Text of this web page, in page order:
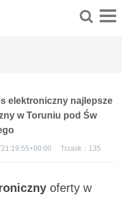
elektroniczny najlepsze
w Toruniu pod Św
Trzask： 135
oferty w